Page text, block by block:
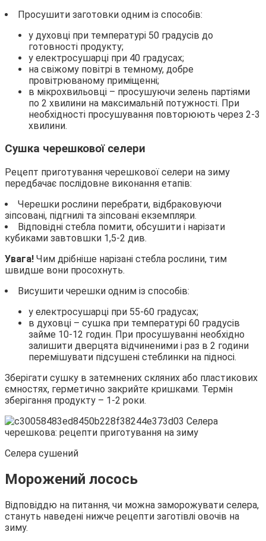
Просушити заготовки одним із способів:
у духовці при температурі 50 градусів до
готовності продукту;
у електросушарці при 40 градусах;
на свіжому повітрі в темному, добре
провітрюваному приміщенні;
в мікрохвильовці – просушуючи зелень партіями
по 2 хвилини на максимальній потужності. При
необхідності просушування повторюють через 2-3
хвилини.
Сушка черешкової селери
Рецепт приготування черешкової селери на зиму
передбачає послідовне виконання етапів:
Черешки рослини перебрати, відбраковуючи
зіпсовані, підгнилі та зіпсовані екземпляри.
Відповідні стебла помити, обсушити і нарізати
кубиками завтовшки 1,5-2 див.
Увага! Чим дрібніше нарізані стебла рослини, тим
швидше вони просохнуть.
Висушити черешки одним із способів:
у електросушарці при 55-60 градусах;
в духовці – сушка при температурі 60 градусів
займе 10-12 годин. При просушуванні необхідно
залишити дверцята відчиненими і раз в 2 години
перемішувати підсушені стеблинки на підносі.
Зберігати сушку в затемнених скляних або пластикових
ємностях, герметично закрийте кришками. Термін
зберігання продукту – 1-2 роки.
Селера сушений
Морожений лосось
Відповіддю на питання, чи можна заморожувати селера,
стануть наведені нижче рецепти заготівлі овочів на
зиму.